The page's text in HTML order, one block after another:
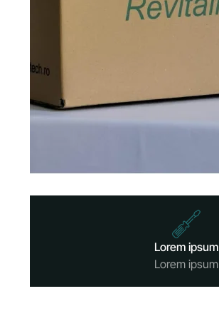
Lorem ipsum
Lorem ipsum